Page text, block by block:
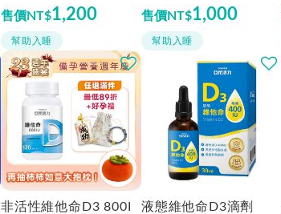
售價NT$1,200
幫助入睡
售價NT$1,000
幫助入睡
非活性維他命D3 800I
液態維他命D3滴劑